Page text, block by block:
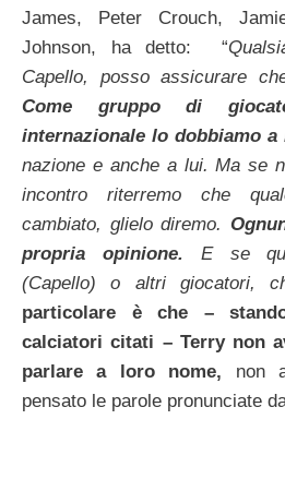
James, Peter Crouch,
Johnson, ha detto: “
Capello, posso assicurare
Come gruppo di
internazionale lo dobbiamo a
nazione e anche a lui. Ma se
incontro riterremo che
cambiato, glielo diremo.
propria opinione. E se
(Capello) o altri giocatori,
particolare è che –
calciatori citati – Terry non
parlare a loro nome, non
pensato le parole pronunciate